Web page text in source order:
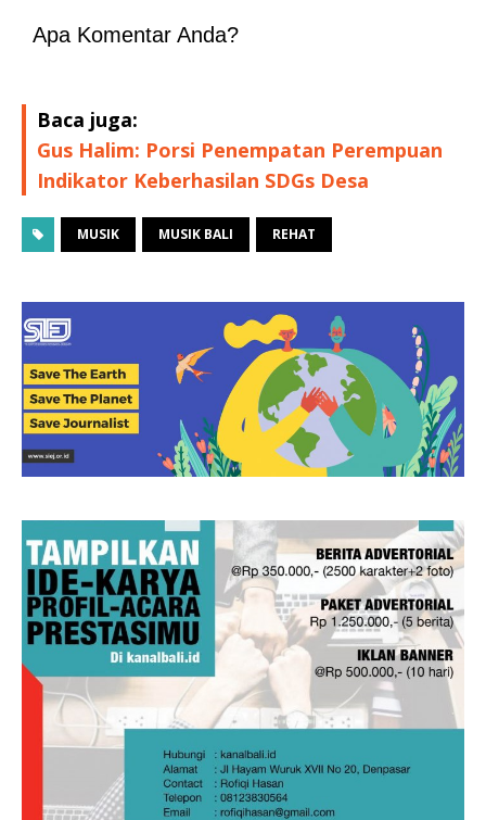
Apa Komentar Anda?
Baca juga:
Gus Halim: Porsi Penempatan Perempuan
Indikator Keberhasilan SDGs Desa
MUSIK MUSIK BALI REHAT